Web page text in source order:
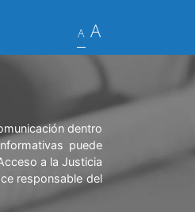
A A
dentro
puede
a la Justicia
responsable del